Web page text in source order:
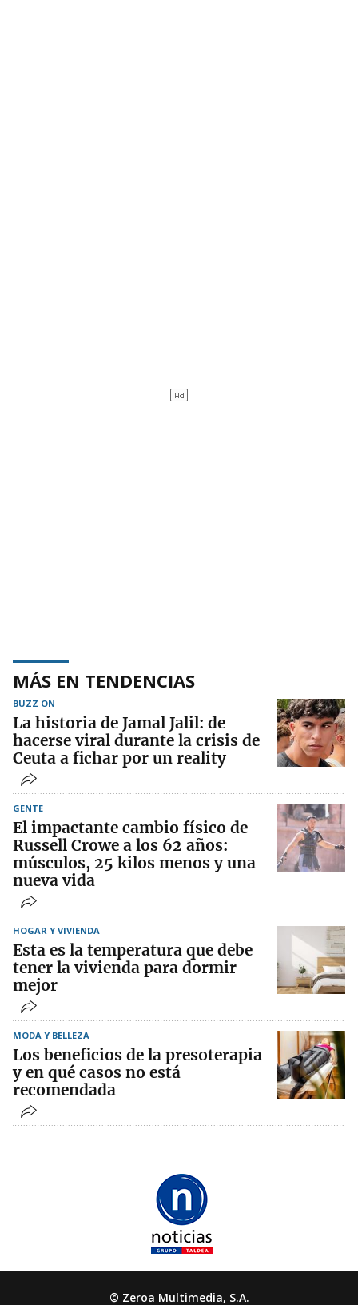
MÁS EN TENDENCIAS
BUZZ ON
La historia de Jamal Jalil: de
hacerse viral durante la crisis de
Ceuta a fichar por un reality
GENTE
El impactante cambio físico de
Russell Crowe a los 62 años:
músculos, 25 kilos menos y una
nueva vida
HOGAR Y VIVIENDA
Esta es la temperatura que debe
tener la vivienda para dormir
mejor
MODA Y BELLEZA
Los beneficios de la presoterapia
y en qué casos no está
recomendada
© Zeroa Multimedia, S.A.